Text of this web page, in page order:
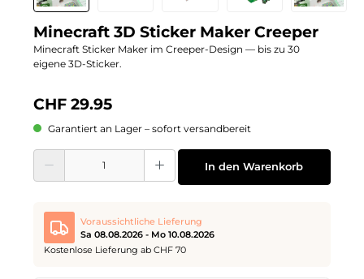
Minecraft 3D Sticker Maker Creeper
Minecraft Sticker Maker im Creeper-Design — bis zu 30
eigene 3D-Sticker.
CHF 29.95
Garantiert an Lager – sofort versandbereit
Produkt Anzahl: Gib den gewünschten Wert ein oder benutze die
In den Warenkorb
Voraussichtliche Lieferung
Sa 08.08.2026 - Mo 10.08.2026
Kostenlose Lieferung ab CHF 70